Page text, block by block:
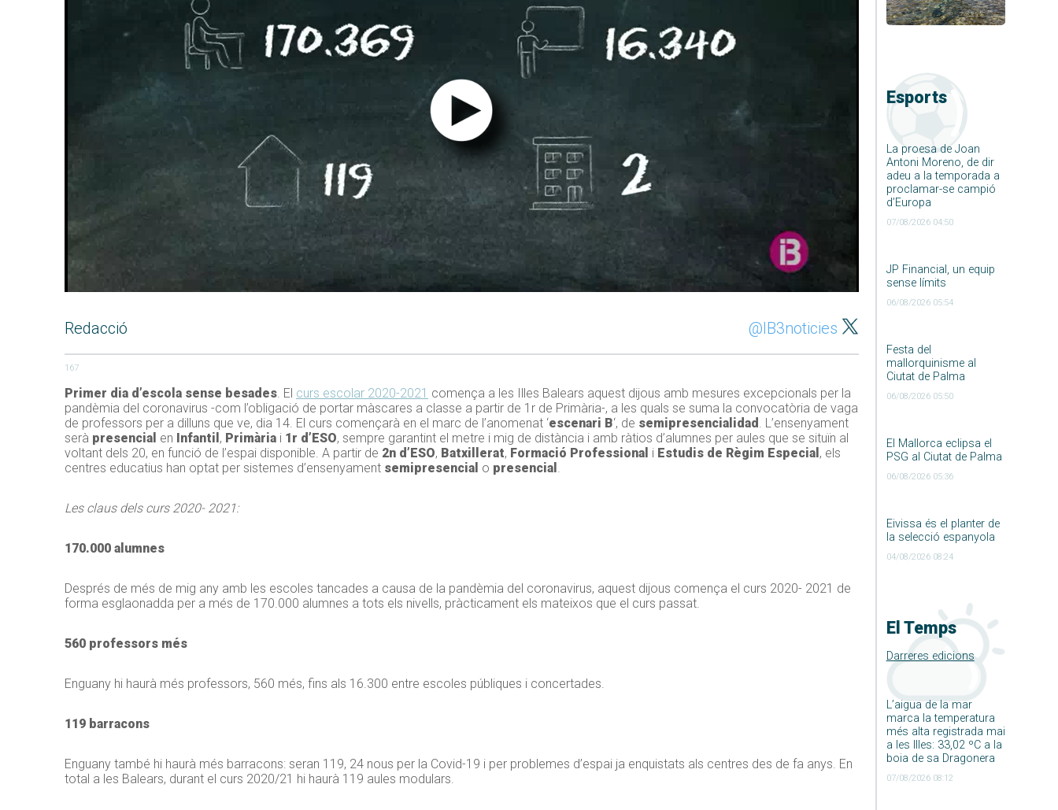
Esports
La proesa de Joan
Antoni Moreno, de dir
adeu a la temporada a
proclamar-se campió
d’Europa
07/08/2026 04:50
JP Financial, un equip
sense límits
06/08/2026 05:54
Festa del
mallorquinisme al
Ciutat de Palma
06/08/2026 05:50
El Mallorca eclipsa el
PSG al Ciutat de Palma
06/08/2026 05:36
Eivissa és el planter de
la selecció espanyola
04/08/2026 08:24
El Temps
Darreres edicions
L’aigua de la mar
marca la temperatura
més alta registrada mai
a les Illes: 33,02 ºC a la
boia de sa Dragonera
07/08/2026 08:12
Redacció @IB3noticies
167
Primer dia d’escola sense besades . El curs escolar 2020-2021 comença a les Illes Balears aquest dijous amb mesures excepcionals per la
pandèmia del coronavirus -com l’obligació de portar màscares a classe a partir de 1r de Primària-, a les quals se suma la convocatòria de vaga
de professors per a dilluns que ve, dia 14. El curs començarà en el marc de l’anomenat ‘escenari B‘, de semipresencialidad
. L’ensenyament
serà presencial en Infantil , Primària i 1r d’ESO, sempre garantint el metre i mig de distància i amb ràtios d’alumnes per aules que se situïn al
voltant dels 20, en funció de l’espai disponible. A partir de 2n d’ESO, Batxillerat, Formació Professional i Estudis de Règim Especial , els
centres educatius han optat per sistemes d’ensenyament semipresencial o presencial
Les claus dels curs 2020- 2021:
170.000 alumnes
Després de més de mig any amb les escoles tancades a causa de la pandèmia del coronavirus, aquest dijous comença el curs 2020- 2021 de
forma esglaonadda per a més de 170.000 alumnes a tots els nivells, pràcticament els mateixos que el curs passat.
560 professors més
Enguany hi haurà més professors, 560 més, fins als 16.300 entre escoles públiques i concertades.
119 barracons
Enguany també hi haurà més barracons: seran 119, 24 nous per la Covid-19 i per problemes d’espai ja enquistats als centres des de fa anys. En
total a les Balears, durant el curs 2020/21 hi haurà 119 aules modulars.